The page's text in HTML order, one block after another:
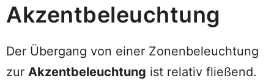
Akzentbeleuchtung
Der Übergang von einer Zonenbeleuchtung
zur Akzentbeleuchtung ist relativ fließend.